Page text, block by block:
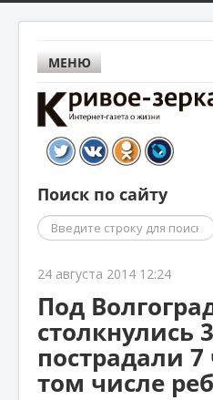
МЕНЮ
Поиск по сайту
Поиск
24 августа 2014 12:24
Под
пострадали
том числе